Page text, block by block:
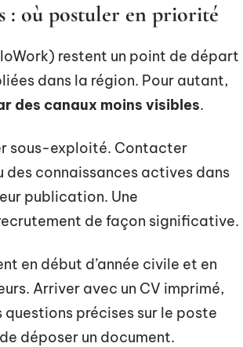
: où postuler en priorité
restent un point de départ
dans la région. Pour autant,
des canaux moins visibles.
sous-exploité. Contacter
des connaissances actives dans
publication. Une
de façon significative.
en début d’année civile et en
Arriver avec un CV imprimé,
précises sur le poste
déposer un document.